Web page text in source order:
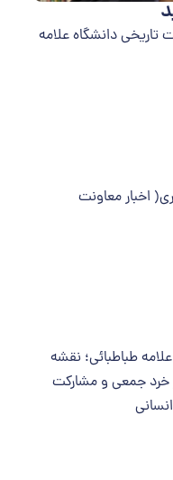
تاریخی دانشگاه علامه
اخبار معاونت
طباطبائی؛ نقشه
خرد جمعی و مشارکت